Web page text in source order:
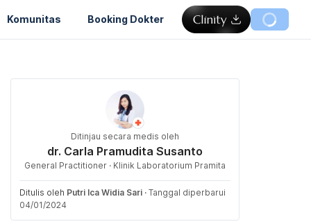
Komunitas Booking Dokter
Ditinjau secara medis oleh
dr. Carla Pramudita Susanto
General Practitioner · Klinik Laboratorium Pramita
Ditulis oleh Putri Ica Widia Sari · Tanggal diperbarui
04/01/2024